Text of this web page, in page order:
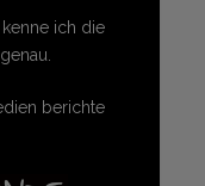
ich die
berichte